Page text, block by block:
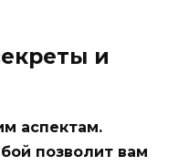
и
аспектам.
позволит вам